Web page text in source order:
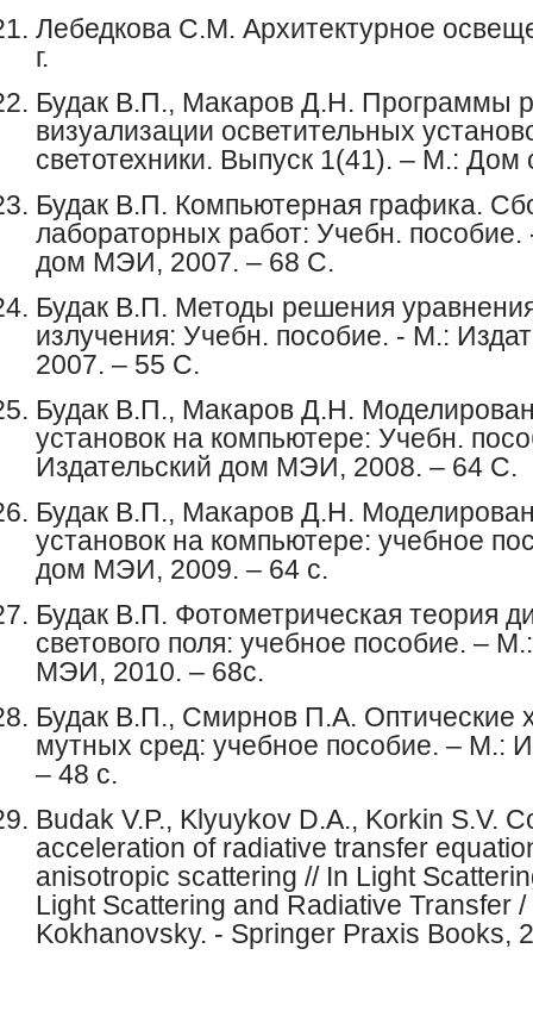
Лебедкова С.М. Архитектурное
г.
Будак В.П., Макаров Д.Н. Программы
визуализации осветительных
светотехники. Выпуск 1(41). – М.: Дом
Будак В.П. Компьютерная графика.
лабораторных работ: Учебн. пособие.
дом МЭИ, 2007. – 68 С.
Будак В.П. Методы решения
излучения: Учебн. пособие. - М.:
2007. – 55 С.
Будак В.П., Макаров Д.Н.
установок на компьютере: Учебн.
Издательский дом МЭИ, 2008. – 64 С.
Будак В.П., Макаров Д.Н.
установок на компьютере: учебное
дом МЭИ, 2009. – 64 с.
Будак В.П. Фотометрическая теория
светового поля: учебное пособие. –
МЭИ, 2010. – 68с.
Будак В.П., Смирнов П.А. Оптические
мутных сред: учебное пособие. – М.:
– 48 с.
Budak V.P., Klyuykov D.A., Korkin S.V.
acceleration of radiative transfer
anisotropic scattering // In Light
Light Scattering and Radiative Transfer /
Kokhanovsky. - Springer Praxis Books,